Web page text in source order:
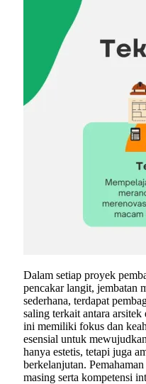
Dalam setiap proyek
pencakar langit, jembatan
sederhana, terdapat
saling terkait antara
ini memiliki fokus dan
esensial untuk
hanya estetis, tetapi juga
berkelanjutan.
masing serta kompetensi